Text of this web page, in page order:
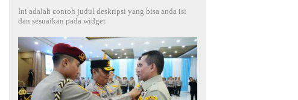
Ini adalah contoh judul deskripsi yang bisa anda isi
dan sesuaikan pada widget